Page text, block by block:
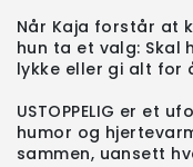
Når Kaja forstår at
hun ta et valg: Skal
lykke eller gi alt for
USTOPPELIG er et
humor og
sammen, uansett